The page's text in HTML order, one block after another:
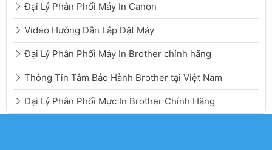
Đại Lý Phân Phối Máy In Canon
Video Hướng Dẫn Lắp Đặt Máy
Đại Lý Phân Phối Máy In Brother chính hãng
Thông Tin Tâm Bảo Hành Brother tại Việt Nam
Đại Lý Phân Phối Mực In Brother Chính Hãng